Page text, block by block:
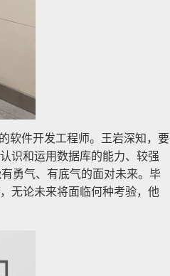
软件开发工程师。王岩深知，要
识和运用数据库的能力、较强
勇气、有底气的面对未来。毕
无论未来将面临何种考验，他